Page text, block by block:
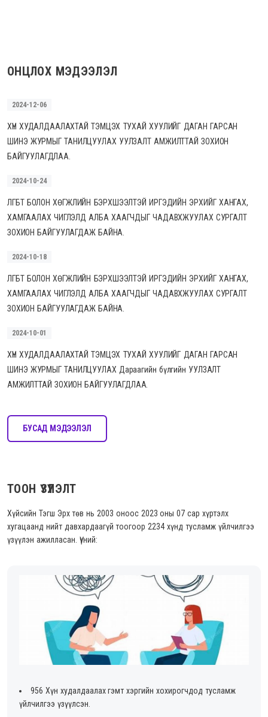
ОНЦЛОХ МЭДЭЭЛЭЛ
2024-12-06
ХҮН ХУДАЛДААЛАХТАЙ ТЭМЦЭХ ТУХАЙ ХУУЛИЙГ ДАГАН ГАРСАН
ШИНЭ ЖУРМЫГ ТАНИЛЦУУЛАХ УУЛЗАЛТ АМЖИЛТТАЙ ЗОХИОН
БАЙГУУЛАГДЛАА.
2024-10-24
ЛГБТ БОЛОН ХӨГЖЛИЙН БЭРХШЭЭЛТЭЙ ИРГЭДИЙН ЭРХИЙГ ХАНГАХ,
ХАМГААЛАХ ЧИГЛЭЛД АЛБА ХААГЧДЫГ ЧАДАВХЖУУЛАХ СУРГАЛТ
ЗОХИОН БАЙГУУЛАГДАЖ БАЙНА.
2024-10-18
ЛГБТ БОЛОН ХӨГЖЛИЙН БЭРХШЭЭЛТЭЙ ИРГЭДИЙН ЭРХИЙГ ХАНГАХ,
ХАМГААЛАХ ЧИГЛЭЛД АЛБА ХААГЧДЫГ ЧАДАВХЖУУЛАХ СУРГАЛТ
ЗОХИОН БАЙГУУЛАГДАЖ БАЙНА.
2024-10-01
ХҮН ХУДАЛДААЛАХТАЙ ТЭМЦЭХ ТУХАЙ ХУУЛИЙГ ДАГАН ГАРСАН
ШИНЭ ЖУРМЫГ ТАНИЛЦУУЛАХ Дараагийн бүлгийн УУЛЗАЛТ
АМЖИЛТТАЙ ЗОХИОН БАЙГУУЛАГДЛАА.
БУСАД МЭДЭЭЛЭЛ
ТООН ҮЗҮҮЛЭЛТ
Хүйсийн Тэгш Эрх төв нь 2003 оноос 2023 оны 07 сар хүртэлх
хугацаанд нийт давхардаагүй тоогоор 2234 хүнд тусламж үйлчилгээ
үзүүлэн ажилласан. Үүний:
956 Хүн худалдаалах гэмт хэргийн хохирогчдод тусламж
үйлчилгээ үзүүлсэн.